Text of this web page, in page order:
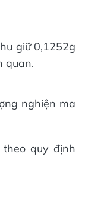
giữ 0,1252g
quan.
nghiện ma
quy định